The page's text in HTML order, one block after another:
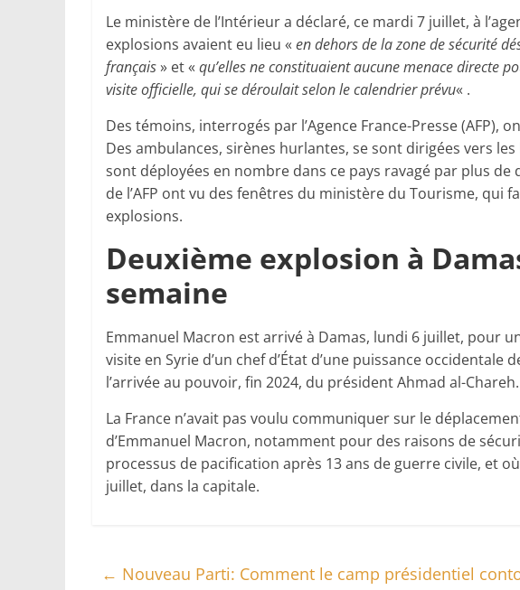
Le ministère de l’Intérieur a déclaré, ce mardi 7 juillet, à
explosions avaient eu lieu « en dehors de la zone de sécurité
français» et « qu’elles ne constituaient aucune menace directe
visite officielle, qui se déroulait selon le calendrier prévu« .
Des témoins, interrogés par l’Agence France-Presse (AFP),
Des ambulances, sirènes hurlantes, se sont dirigées vers
sont déployées en nombre dans ce pays ravagé par plus de
de l’AFP ont vu des fenêtres du ministère du Tourisme, qui
explosions.
Deuxième explosion à
semaine
Emmanuel Macron est arrivé à Damas, lundi 6 juillet, pour
visite en Syrie d’un chef d’État d’une puissance occidentale
l’arrivée au pouvoir, fin 2024, du président Ahmad al-Chareh.
La France n’avait pas voulu communiquer sur le
d’Emmanuel Macron, notamment pour des raisons de
processus de pacification après 13 ans de guerre civile, et
juillet, dans la capitale.
← Nouveau Parti: Comment le camp présidentiel